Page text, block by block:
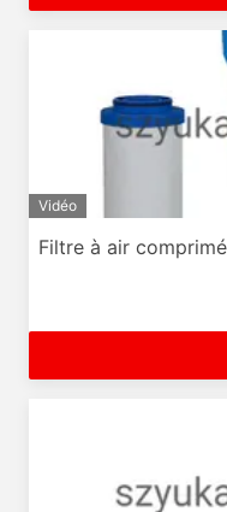
Vidéo
Filtre à air